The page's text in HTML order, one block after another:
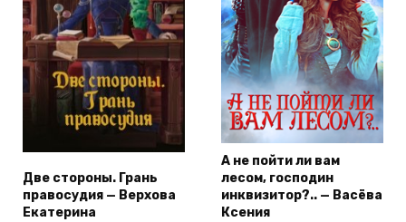
Две стороны. Грань
правосудия — Верхова
Екатерина
А не пойти ли вам
лесом, господин
инквизитор?.. — Васёва
Ксения